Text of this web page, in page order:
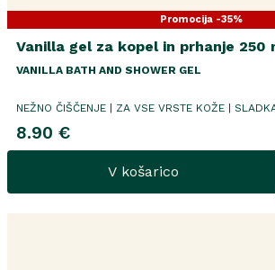
Promocija -35%
Vanilla gel za kopel in prhanje 250
VANILLA BATH AND SHOWER GEL
NEŽNO ČIŠČENJE | ZA VSE VRSTE KOŽE |
8.90 €
V košarico